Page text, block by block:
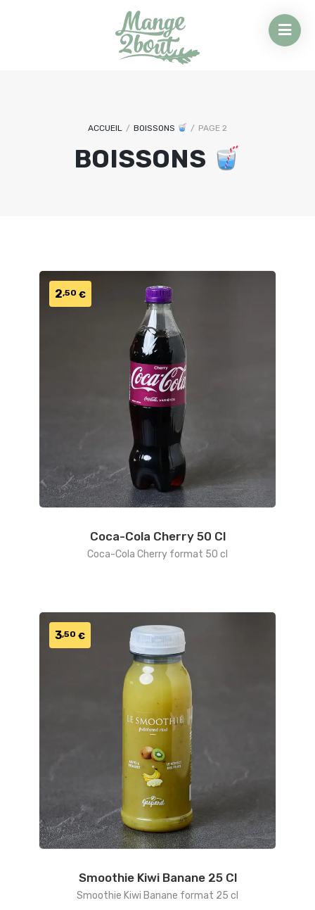
ACCUEIL / BOISSONS / PAGE 2
BOISSONS
Coca-Cola Cherry 50 Cl
Coca-Cola Cherry format 50 cl
2,50 €
Smoothie Kiwi Banane 25 Cl
Smoothie Kiwi Banane format 25 cl
3,50 €